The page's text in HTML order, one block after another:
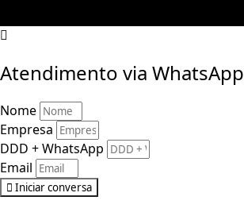
Atendimento via WhatsApp
Nome
Empresa
DDD + WhatsApp
Email
Iniciar conversa